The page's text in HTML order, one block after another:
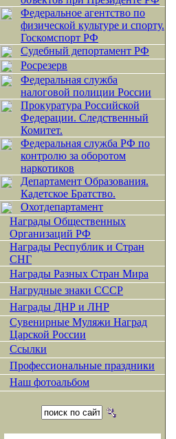
Федеральное агентство по
физической культуре и спорту.
Госкомспорт РФ
Судебный депортамент РФ
Росрезерв
Федеральная служба
налоговой полиции России
Прокуратура Российской
Федерации. Следственный
Комитет.
Федеральная служба РФ по
контролю за оборотом
наркотиков
Департамент Образования.
Кадетское Братство.
Охотдепартамент
Награды Общественных
Организаций РФ
Награды Республик и Стран
СНГ
Награды Разных Стран Мира
Нагрудные знаки СССР
Награды ДНР и ЛНР
Сувенирные Муляжи Наград
Царской России
Ссылки
Профессиональные праздники
Наш фотоальбом